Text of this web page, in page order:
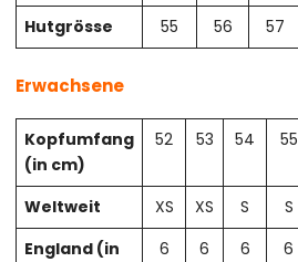
Hutgrösse
55 56 57
Erwachsene
Kopfumfang
(in cm)
52 53 54 55
Weltweit XS XS S S
England (in
6
6
6
6